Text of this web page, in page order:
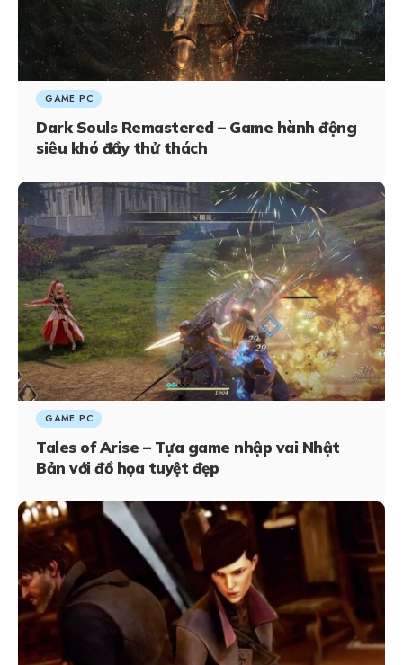
GAME PC
Dark Souls Remastered – Game hành động
siêu khó đầy thử thách
GAME PC
Tales of Arise – Tựa game nhập vai Nhật
Bản với đồ họa tuyệt đẹp